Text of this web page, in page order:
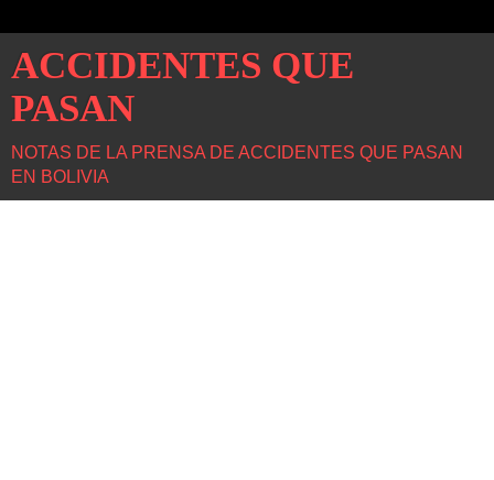
ACCIDENTES QUE
PASAN
NOTAS DE LA PRENSA DE ACCIDENTES QUE PASAN
EN BOLIVIA